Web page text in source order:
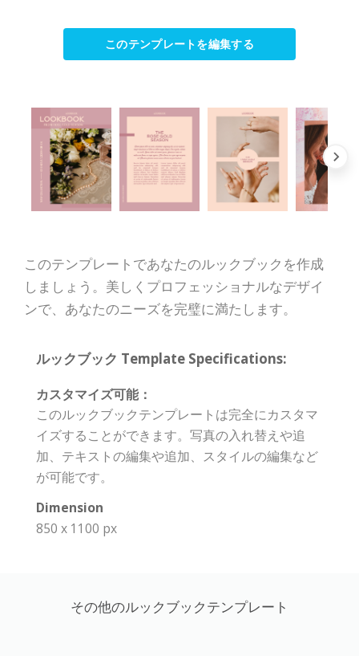
このテンプレートを編集する
このテンプレートであなたのルックブックを作成
しましょう。美しくプロフェッショナルなデザイ
ンで、あなたのニーズを完璧に満たします。
ルックブック Template Specifications:
カスタマイズ可能：
このルックブックテンプレートは完全にカスタマ
イズすることができます。写真の入れ替えや追
加、テキストの編集や追加、スタイルの編集など
が可能です。
Dimension
850 x 1100 px
その他のルックブックテンプレート